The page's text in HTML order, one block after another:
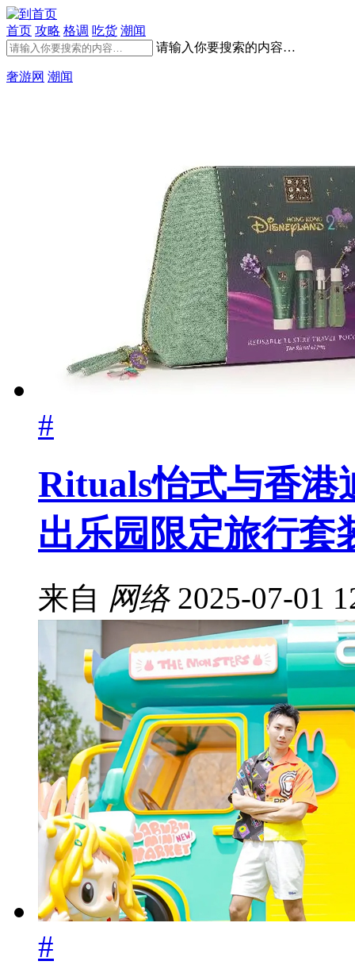
首页 攻略 格调 吃货 潮闻
请输入你要搜索的内容…
奢游网 潮闻
#
Rituals怡式与香港
出乐园限定旅行套
来自 网络 2025-07-01
#